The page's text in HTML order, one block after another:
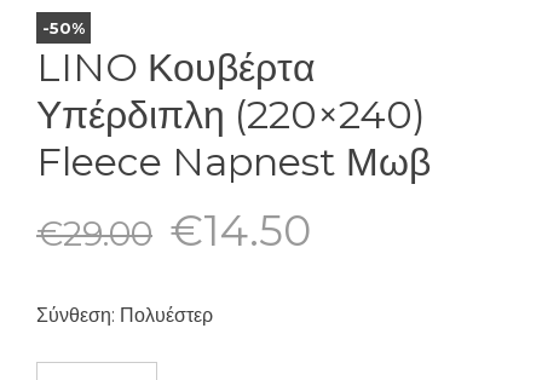
-50%
LINO Κουβέρτα
Υπέρδιπλη (220×240)
Fleece Napnest Μωβ
€29.00 €14.50
Σύνθεση: Πολυέστερ